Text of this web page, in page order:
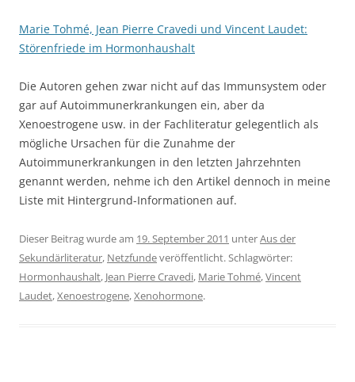
Marie Tohmé, Jean Pierre Cravedi und Vincent Laudet:
Störenfriede im Hormonhaushalt
Die Autoren gehen zwar nicht auf das Immunsystem oder
gar auf Autoimmunerkrankungen ein, aber da
Xenoestrogene usw. in der Fachliteratur gelegentlich als
mögliche Ursachen für die Zunahme der
Autoimmunerkrankungen in den letzten Jahrzehnten
genannt werden, nehme ich den Artikel dennoch in meine
Liste mit Hintergrund-Informationen auf.
Dieser Beitrag wurde am 19. September 2011 unterAus der
Sekundärliteratur, Netzfundeveröffentlicht. Schlagwörter:
Hormonhaushalt, Jean Pierre Cravedi, Marie Tohmé,Vincent
Laudet,Xenoestrogene,Xenohormone.